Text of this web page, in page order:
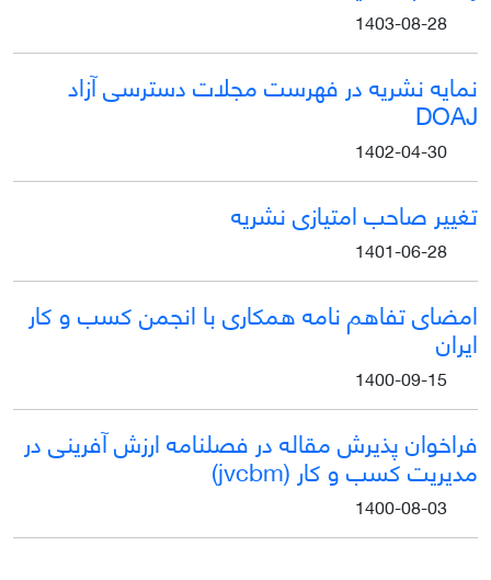
1403-08-28
نمایه نشریه در فهرست مجلات دسترسی آزاد
DOAJ
1402-04-30
تغییر صاحب امتیازی نشریه
1401-06-28
امضای تفاهم نامه همکاری با انجمن کسب و کار
ایران
1400-09-15
فراخوان پذیرش مقاله در فصلنامه ارزش آفرینی در
مدیریت کسب و کار (jvcbm)
1400-08-03